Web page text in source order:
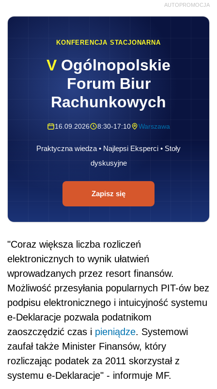
AUTOPROMOCJA
KONFERENCJA STACJONARNA
V Ogólnopolskie
Forum Biur
Rachunkowych
16.09.2026 8:30-17:10 Warszawa
Praktyczna wiedza • Najlepsi Eksperci • Stoły
dyskusyjne
Zapisz się
"Coraz większa liczba rozliczeń
elektronicznych to wynik ułatwień
wprowadzanych przez resort finansów.
Możliwość przesyłania popularnych PIT-ów bez
podpisu elektronicznego i intuicyjność systemu
e-Deklaracje pozwala podatnikom
zaoszczędzić czas i pieniądze. Systemowi
zaufał także Minister Finansów, który
rozliczając podatek za 2011 skorzystał z
systemu e-Deklaracje" - informuje MF.